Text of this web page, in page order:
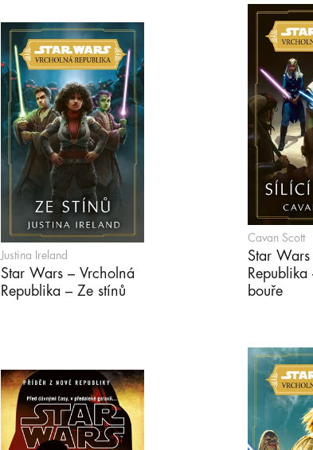
Justina Ireland
Star Wars – Vrcholná
Republika – Ze stínů
Cavan Scott
Star
Republika
bouře